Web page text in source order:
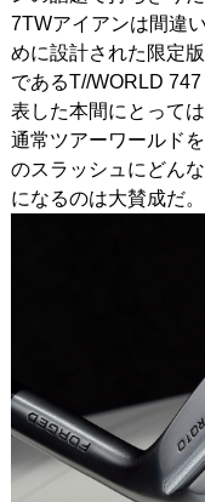
7TWアイアンは間違
めに設計された限定
であるT//WORLD
表した本間にとって
通常ツアーワールド
のスラッシュにどん
になるのは大賛成だ。
OTHER その他
Editor’s Picks 編集
Our Team 私たちの
Our Mission 私た
ABOUT US